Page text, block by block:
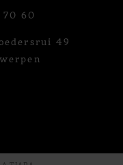
70 60
49